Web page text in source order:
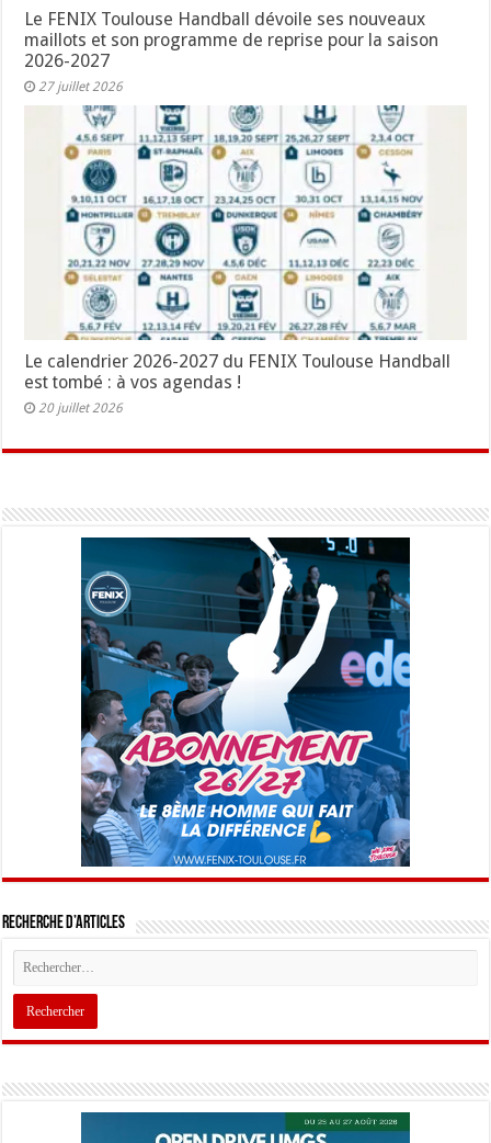
Le FENIX Toulouse Handball dévoile ses nouveaux
maillots et son programme de reprise pour la saison
2026-2027
27 juillet 2026
Le calendrier 2026-2027 du FENIX Toulouse Handball
est tombé : à vos agendas !
20 juillet 2026
Recherche d’articles